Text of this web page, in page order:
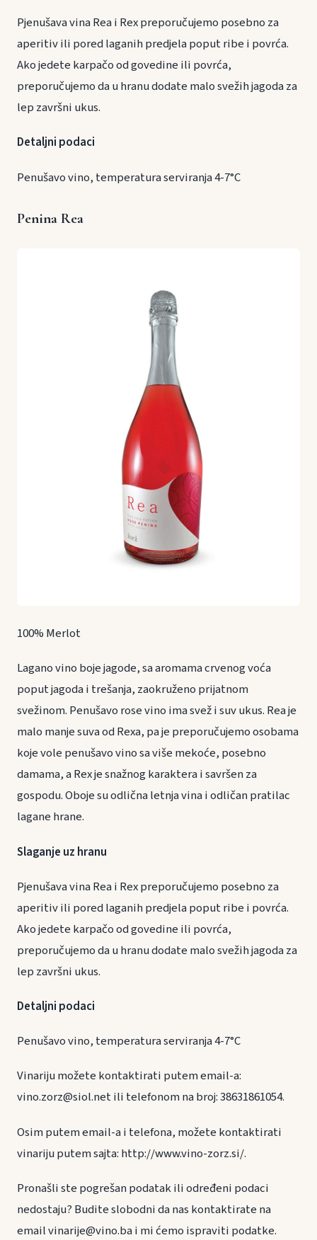
Pjenušava vina Rea i Rex preporučujemo posebno za
aperitiv ili pored laganih predjela poput ribe i povrća.
Ako jedete karpačo od govedine ili povrća,
preporučujemo da u hranu dodate malo svežih jagoda za
lep završni ukus.
Detaljni podaci
Penušavo vino, temperatura serviranja 4-7°C
Penina Rea
100% Merlot
Lagano vino boje jagode, sa aromama crvenog voća
poput jagoda i trešanja, zaokruženo prijatnom
svežinom. Penušavo rose vino ima svež i suv ukus. Rea je
malo manje suva od Rexa, pa je preporučujemo osobama
koje vole penušavo vino sa više mekoće, posebno
damama, a Rex je snažnog karaktera i savršen za
gospodu. Oboje su odlična letnja vina i odličan pratilac
lagane hrane.
Slaganje uz hranu
Pjenušava vina Rea i Rex preporučujemo posebno za
aperitiv ili pored laganih predjela poput ribe i povrća.
Ako jedete karpačo od govedine ili povrća,
preporučujemo da u hranu dodate malo svežih jagoda za
lep završni ukus.
Detaljni podaci
Penušavo vino, temperatura serviranja 4-7°C
Vinariju možete kontaktirati putem email-a:
vino.zorz@siol.net ili telefonom na broj: 38631861054.
Osim putem email-a i telefona, možete kontaktirati
vinariju putem sajta: http://www.vino-zorz.si/.
Pronašli ste pogrešan podatak ili određeni podaci
nedostaju? Budite slobodni da nas kontaktirate na
email vinarije@vino.ba i mi ćemo ispraviti podatke.